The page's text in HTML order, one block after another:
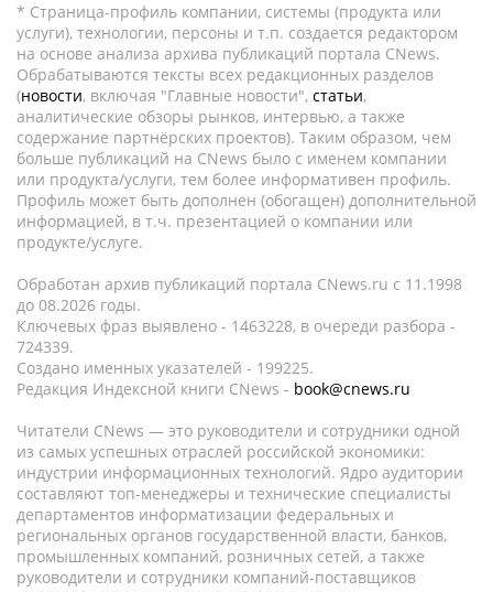
* Страница-профиль компании, системы (продукта или
услуги), технологии, персоны и т.п. создается редактором
на основе анализа архива публикаций портала CNews.
Обрабатываются тексты всех редакционных разделов
(новости, включая "Главные новости", статьи,
аналитические обзоры рынков, интервью, а также
содержание партнёрских проектов). Таким образом, чем
больше публикаций на CNews было с именем компании
или продукта/услуги, тем более информативен профиль.
Профиль может быть дополнен (обогащен) дополнительной
информацией, в т.ч. презентацией о компании или
продукте/услуге.
Обработан архив публикаций портала CNews.ru c 11.1998
до 08.2026 годы.
Ключевых фраз выявлено - 1463228, в очереди разбора -
724339.
Создано именных указателей - 199225.
Редакция Индексной книги CNews - book@cnews.ru
Читатели CNews — это руководители и сотрудники одной
из самых успешных отраслей российской экономики:
индустрии информационных технологий. Ядро аудитории
составляют топ-менеджеры и технические специалисты
департаментов информатизации федеральных и
региональных органов государственной власти, банков,
промышленных компаний, розничных сетей, а также
руководители и сотрудники компаний-поставщиков